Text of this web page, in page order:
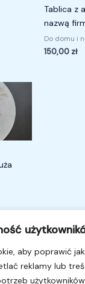
aby poprawić
reklamy lub
Oceniono
0
na
5
Tablica z
nazwą
Do domu i
150,00 zł
zł
zł
i4k.pl. Powered by